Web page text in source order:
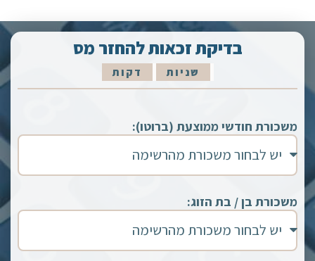
בדיקת זכאות להחזר מס
דקות שניות
משכורת חודשי ממוצעת (ברוטו):
משכורת בן / בת הזוג: